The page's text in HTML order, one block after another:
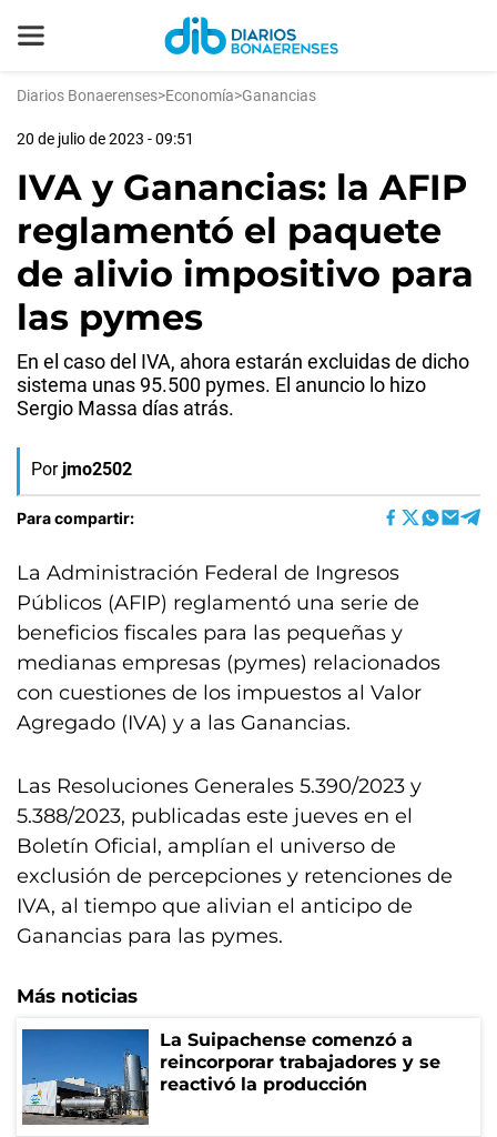
Diarios Bonaerenses>Economía>Ganancias
20 de julio de 2023 - 09:51
IVA y Ganancias: la AFIP
reglamentó el paquete
de alivio impositivo para
las pymes
En el caso del IVA, ahora estarán excluidas de dicho
sistema unas 95.500 pymes. El anuncio lo hizo
Sergio Massa días atrás.
Por jmo2502
Para compartir:
La Administración Federal de Ingresos
Públicos (AFIP) reglamentó una serie de
beneficios fiscales para las pequeñas y
medianas empresas (pymes) relacionados
con cuestiones de los impuestos al Valor
Agregado (IVA) y a las Ganancias.
Las Resoluciones Generales 5.390/2023 y
5.388/2023, publicadas este jueves en el
Boletín Oficial, amplían el universo de
exclusión de percepciones y retenciones de
IVA, al tiempo que alivian el anticipo de
Ganancias para las pymes.
Más noticias
La Suipachense comenzó a
reincorporar trabajadores y se
reactivó la producción